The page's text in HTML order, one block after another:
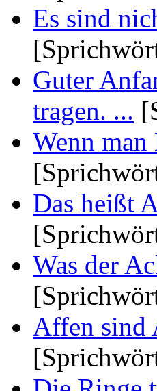
Es sind
Guter
tragen. ...
Wenn
Das heißt
Was der
Affen sind